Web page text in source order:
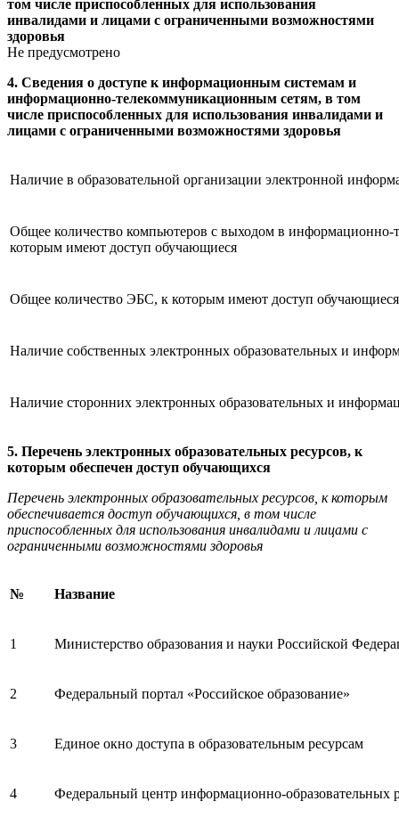
том числе приспособленных для использования
инвалидами и лицами с ограниченными возможностями
здоровья
Не предусмотрено
4. Сведения о доступе к информационным системам и
информационно-телекоммуникационным сетям, в том
числе приспособленных для использования инвалидами и
лицами с ограниченными возможностями здоровья
Наличие в образовательной организации электронной
Общее количество компьютеров с выходом в
которым имеют доступ обучающиеся
Общее количество ЭБС, к которым имеют доступ
Наличие собственных электронных образовательных и
Наличие сторонних электронных образовательных и
5. Перечень электронных образовательных ресурсов, к
которым обеспечен доступ обучающихся
Перечень электронных образовательных ресурсов, к которым
обеспечивается доступ обучающихся, в том числе
приспособленных для использования инвалидами и лицами с
ограниченными возможностями здоровья
№ Название
1 Министерство образования и науки Российской
2 Федеральный портал «Российское образование»
3 Единое окно доступа в образовательным ресурсам
4 Федеральный центр информационно-образовательных